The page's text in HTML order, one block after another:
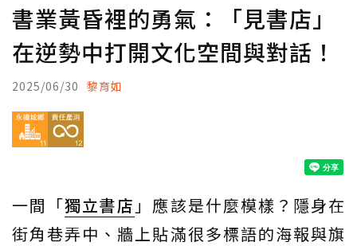
書業黃昏裡的勇氣：「見書店」
在逆勢中打開文化空間與對話！
2025/06/30 黎育如
一間「獨立書店 」應該是什麼模樣？隱身在
街角巷弄中、牆上貼滿很多標語的海報與旗